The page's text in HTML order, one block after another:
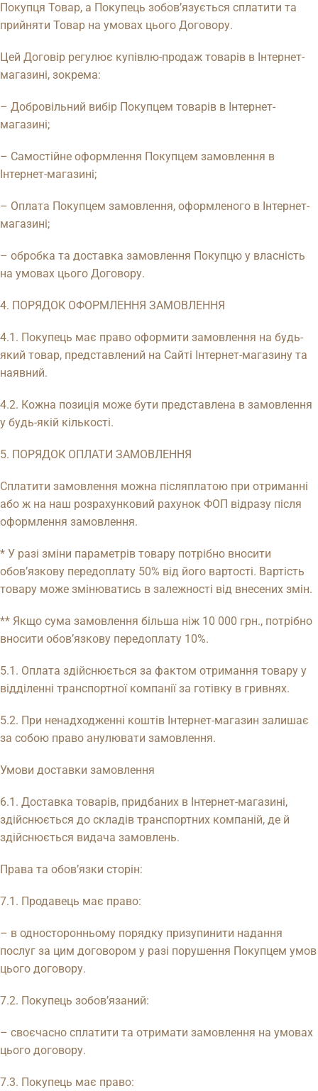
Покупця Товар, а Покупець зобов’язується сплатити та
прийняти Товар на умовах цього Договору.
Цей Договір регулює купівлю-продаж товарів в Інтернет-
магазині, зокрема:
– Добровільний вибір Покупцем товарів в Інтернет-
магазині;
– Самостійне оформлення Покупцем замовлення в
Інтернет-магазині;
– Оплата Покупцем замовлення, оформленого в Інтернет-
магазині;
– обробка та доставка замовлення Покупцю у власність
на умовах цього Договору.
4. ПОРЯДОК ОФОРМЛЕННЯ ЗАМОВЛЕННЯ
4.1. Покупець має право оформити замовлення на будь-
який товар, представлений на Сайті Інтернет-магазину та
наявний.
4.2. Кожна позиція може бути представлена ​​в замовлення
у будь-якій кількості.
5. ПОРЯДОК ОПЛАТИ ЗАМОВЛЕННЯ
Сплатити замовлення можна післяплатою при отриманні
або ж на наш розрахунковий рахунок ФОП відразу після
оформлення замовлення.
* У разі зміни параметрів товару потрібно вносити
обов’язкову передоплату 50% від його вартості. Вартість
товару може змінюватись в залежності від внесених змін.
** Якщо сума замовлення більша ніж 10 000 грн., потрібно
вносити обов’язкову передоплату 10%.
5.1. Оплата здійснюється за фактом отримання товару у
відділенні транспортної компанії за готівку в гривнях.
5.2. При ненадходженні коштів Інтернет-магазин залишає
за собою право анулювати замовлення.
Умови доставки замовлення
6.1. Доставка товарів, придбаних в Інтернет-магазині,
здійснюється до складів транспортних компаній, де й
здійснюється видача замовлень.
Права та обов’язки сторін:
7.1. Продавець має право:
– в односторонньому порядку призупинити надання
послуг за цим договором у разі порушення Покупцем умов
цього договору.
7.2. Покупець зобов’язаний:
– своєчасно сплатити та отримати замовлення на умовах
цього договору.
7.3. Покупець має право: